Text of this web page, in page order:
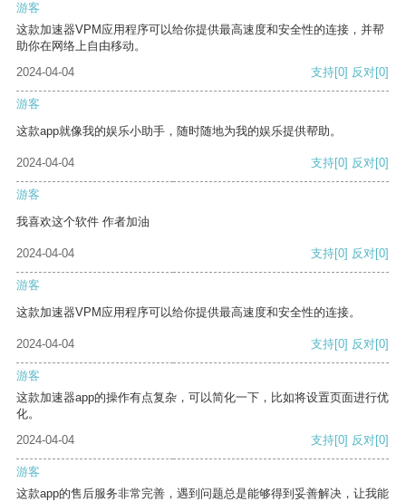
游客
这款加速器VPM应用程序可以给你提供最高速度和安全性的连接，并帮
助你在网络上自由移动。
2024-04-04
支持[0] 反对[0]
游客
这款app就像我的娱乐小助手，随时随地为我的娱乐提供帮助。
2024-04-04 支持[0] 反对[0]
游客
我喜欢这个软件 作者加油
2024-04-04 支持[0] 反对[0]
游客
这款加速器VPM应用程序可以给你提供最高速度和安全性的连接。
2024-04-04 支持[0] 反对[0]
游客
这款加速器app的操作有点复杂，可以简化一下，比如将设置页面进行优
化。
2024-04-04
支持[0] 反对[0]
游客
这款app的售后服务非常完善，遇到问题总是能够得到妥善解决，让我能